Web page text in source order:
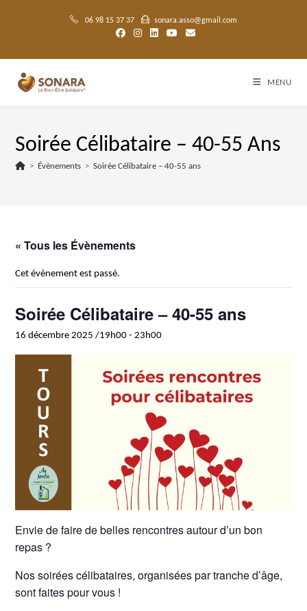
06 98 15 37 37 sonara.asso@gmail.com
MENU
Soirée Célibataire – 40-55 Ans
> Évènements > Soirée Célibataire – 40-55 ans
« Tous les Évènements
Cet évènement est passé.
Soirée Célibataire – 40-55 ans
16 décembre 2025 /19h00 -23h00
Envie de faire de belles rencontres autour d’un bon
repas ?
Nos soirées célibataires, organisées par tranche d’âge,
sont faites pour vous !